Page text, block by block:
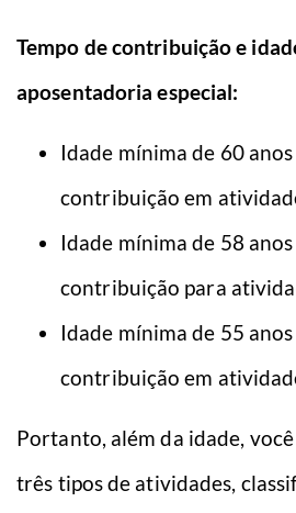
Tempo de contribuição e
aposentadoria especial:
Idade mínima de 60
contribuição em
Idade mínima de 58
contribuição para
Idade mínima de 55
contribuição em
Portanto, além da idade,
três tipos de atividades,